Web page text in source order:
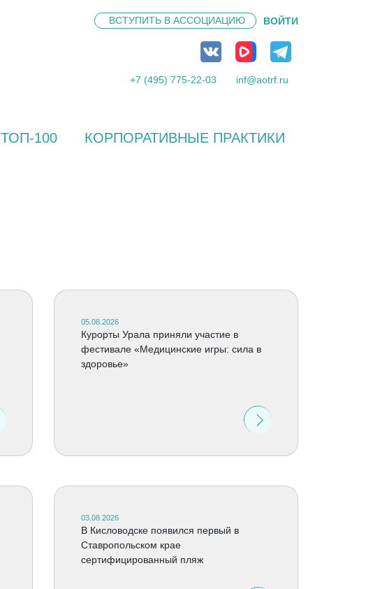
ВСТУПИТЬ В АССОЦИАЦИЮ ВОЙТИ
+7 (495) 775-22-03 inf@aotrf.ru
ТОП-100 КОРПОРАТИВНЫЕ ПРАКТИКИ
05.08.2026
Курорты Урала приняли участие в
фестивале «Медицинские игры: сила в
здоровье»
03.08.2026
В Кисловодске появился первый в
Ставропольском крае
сертифицированный пляж